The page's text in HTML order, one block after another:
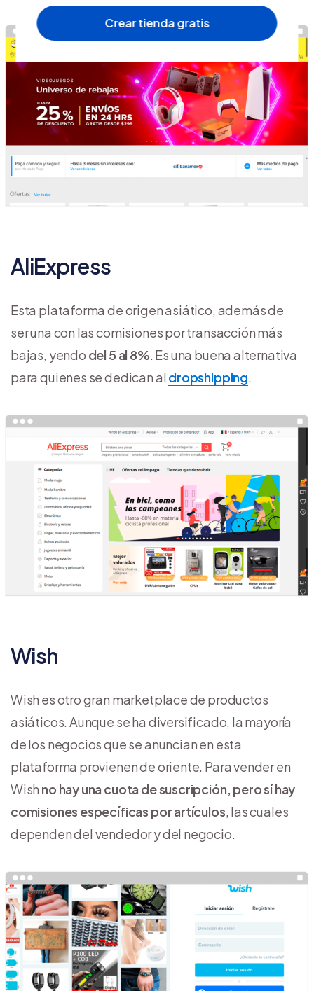
AliExpress
Esta plataforma de origen asiático, además de
ser una con las comisiones por transacción más
bajas, yendo del 5 al 8% . Es una buena alternativa
para quienes se dedican al dropshipping
Wish
Wish es otro gran marketplace de productos
asiáticos. Aunque se ha diversificado, la mayoría
de los negocios que se anuncian en esta
plataforma provienen de oriente. Para vender en
Wish no hay una cuota de suscripción, pero sí hay
comisiones específicas por artículos, las cuales
dependen del vendedor y del negocio.
Crear tienda gratis